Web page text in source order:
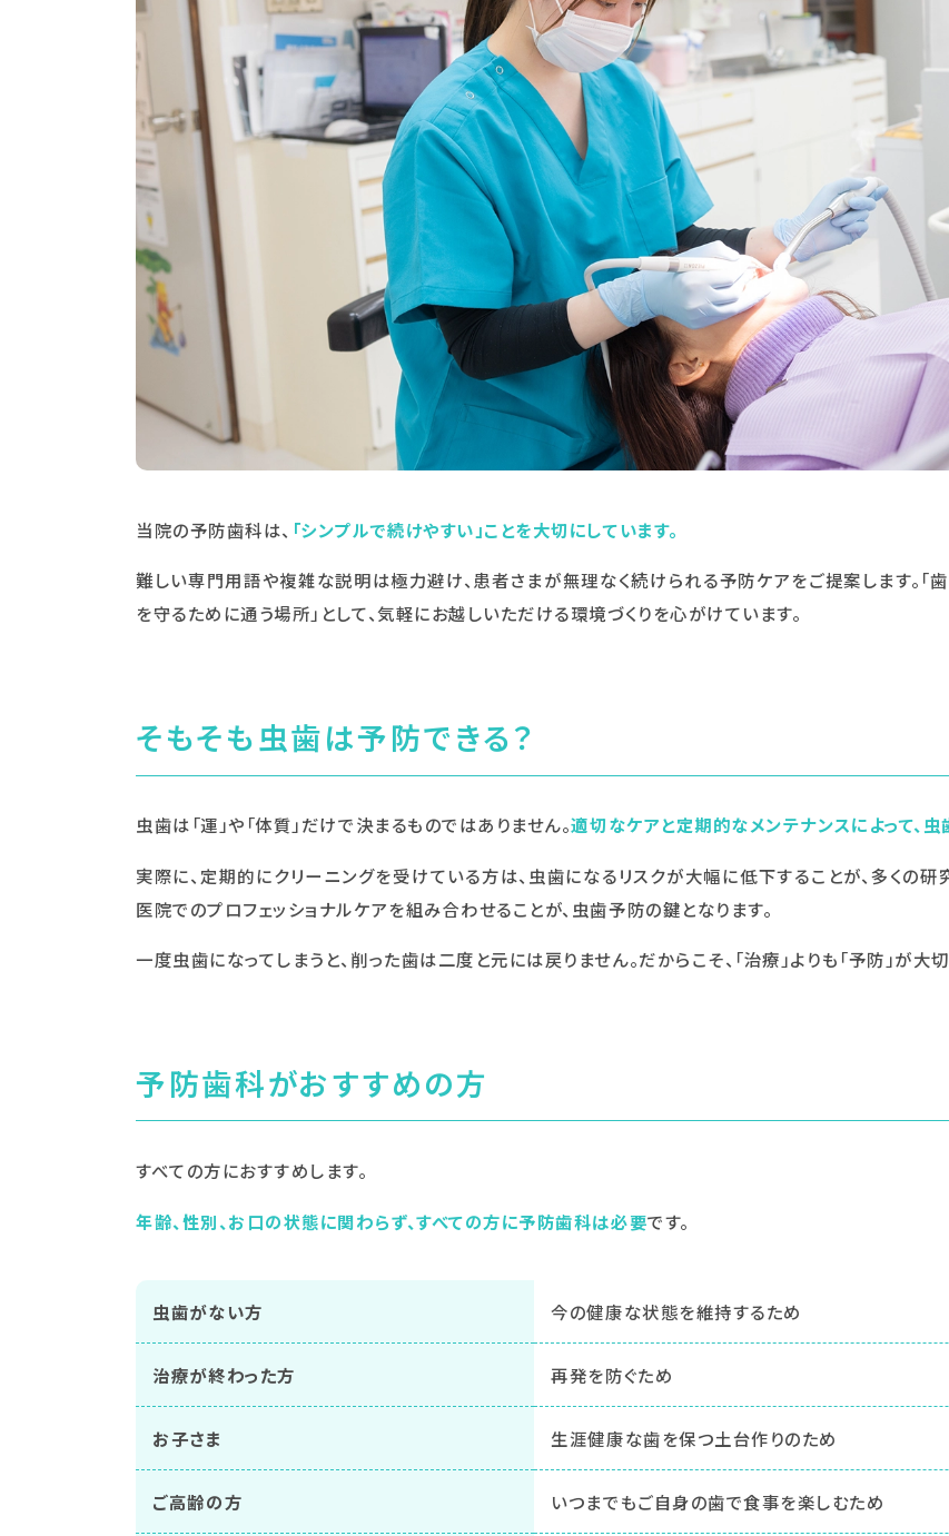
当院の予防歯科は、 「シンプルで続けやすい」ことを大切にしています。
難しい専門用語や複雑な説明は極力避け、患者さまが無理なく続けられる予防ケアをご提案します。「歯
を守るために通う場所」として、気軽にお越しいただける環境づくりを心がけています。
そもそも虫歯は予防できる？
虫歯は「運」や「体質」だけで決まるものではありません。適切なケアと定期的なメンテナンスによって、
実際に、定期的にクリーニングを受けている方は、虫歯になるリスクが大幅に低下することが、多くの研
医院でのプロフェッショナルケアを組み合わせることが、虫歯予防の鍵となります。
一度虫歯になってしまうと、削った歯は二度と元には戻りません。だからこそ、「治療」よりも「予防」が大
予防歯科がおすすめの方
すべての方におすすめします。
年齢、性別、お口の状態に関わらず、すべての方に予防歯科は必要です。
虫歯がない方 今の健康な状態を維持するため
治療が終わった方 再発を防ぐため
お子さま 生涯健康な歯を保つ土台作りのため
ご高齢の方 いつまでもご自身の歯で食事を楽しむため